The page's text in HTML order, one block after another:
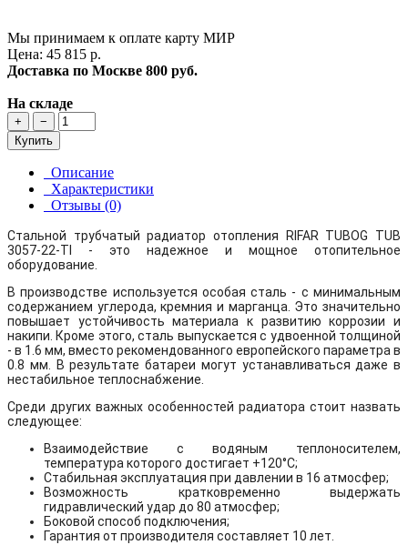
Мы принимаем к оплате карту МИР
Цена: 45 815 р.
Доставка по Москве 800 руб.
На складе
+
−
Купить
Описание
Характеристики
Отзывы (0)
Стальной трубчатый радиатор отопления RIFAR TUBOG TUB
3057-22-TI - это надежное и мощное отопительное
оборудование.
В производстве используется особая сталь - с минимальным
содержанием углерода, кремния и марганца. Это значительно
повышает устойчивость материала к развитию коррозии и
накипи. Кроме этого, сталь выпускается с удвоенной толщиной
- в 1.6 мм, вместо рекомендованного европейского параметра в
0.8 мм. В результате батареи могут устанавливаться даже в
нестабильное теплоснабжение.
Среди других важных особенностей радиатора стоит назвать
следующее:
Взаимодействие с водяным теплоносителем,
температура которого достигает +120°C;
Стабильная эксплуатация при давлении в 16 атмосфер;
Возможность кратковременно выдержать
гидравлический удар до 80 атмосфер;
Боковой способ подключения;
Гарантия от производителя составляет 10 лет.